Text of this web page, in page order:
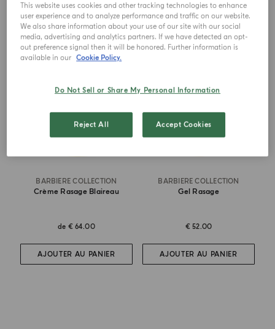
Voir
BARBIERE COLLECTION
Crème Rasage Blaireau
de € 64.00
AJOUTER AU PANIER
BARBIERE COLLECTION
Gel Rasage
€ 52.00
AJOUTER AU PANIER
This website uses cookies and other tracking technologies to enhance
user experience and to analyze performance and traffic on our website.
We also share information about your use of our site with our social
media, advertising and analytics partners. If we have detected an opt-
out preference signal then it will be honored. Further information is
available in our Cookie Policy.
Do Not Sell or Share My Personal Information
Reject All Accept Cookies